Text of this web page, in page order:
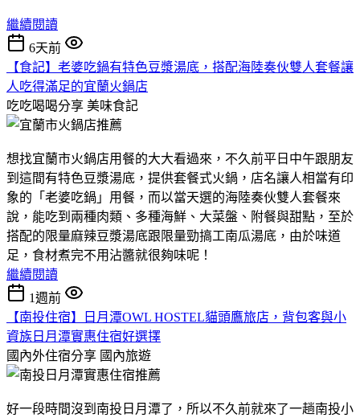
繼續閱讀
6天前
【食記】老婆吃鍋有特色豆漿湯底，搭配海陸奏伙雙人套餐讓
人吃得滿足的宜蘭火鍋店
吃吃喝喝分享 美味食記
想找宜蘭市火鍋店用餐的大大看過來，不久前平日中午跟朋友
到這間有特色豆漿湯底，提供套餐式火鍋，店名讓人相當有印
象的「老婆吃鍋」用餐，而以當天選的海陸奏伙雙人套餐來
說，能吃到兩種肉類、多種海鮮、大菜盤、附餐與甜點，至於
搭配的限量麻辣豆漿湯底跟限量勁搞工南瓜湯底，由於味道
足，食材煮完不用沾醬就很夠味呢！
繼續閱讀
1週前
【南投住宿】日月潭OWL HOSTEL貓頭鷹旅店，背包客與小
資族日月潭實惠住宿好選擇
國內外住宿分享 國內旅遊
好一段時間沒到南投日月潭了，所以不久前就來了一趟南投小